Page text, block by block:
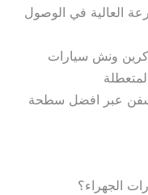
العالية في الوصول
كرين ونش سيارات
عبر افضل سطحة
الجهراء؟